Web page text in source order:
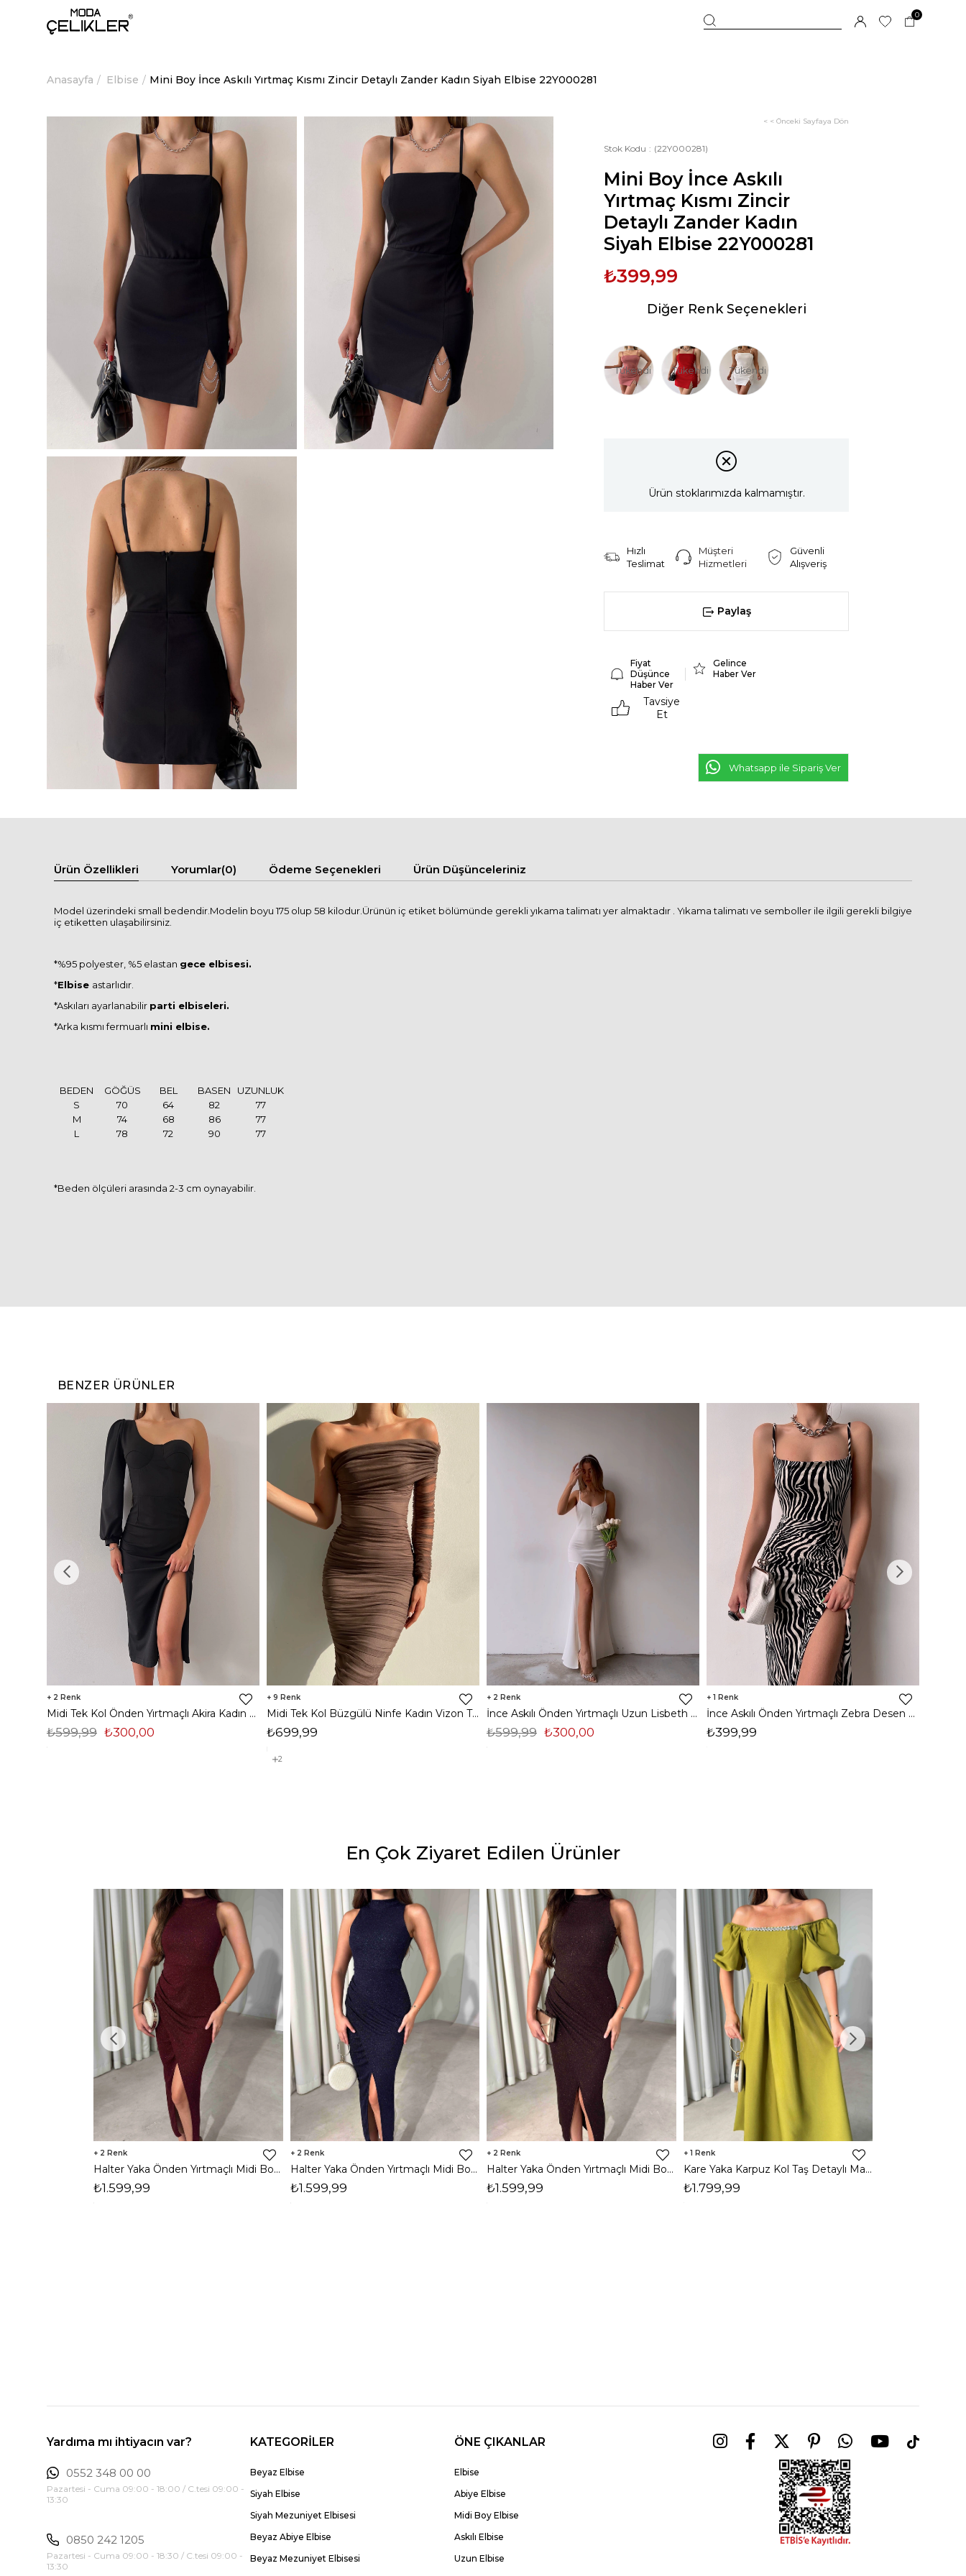
0
Anasayfa Elbise Mini Boy İnce Askılı Yırtmaç Kısmı Zincir Detaylı Zander Kadın Siyah Elbise 22Y000281
< < Önceki Sayfaya Dön
Stok Kodu (22Y000281)
Mini Boy İnce Askılı
Yırtmaç Kısmı Zincir
Detaylı Zander Kadın
Siyah Elbise 22Y000281
₺399,99
Diğer Renk Seçenekleri
Tükendi Tükendi Tükendi
Ürün stoklarımızda kalmamıştır.
Hızlı
Teslimat
Müşteri
Hizmetleri
Güvenli
Alışveriş
Paylaş
Fiyat
Düşünce
Haber Ver
Gelince
Haber Ver
Tavsiye
Et
Whatsapp ile Sipariş Ver
Ürün Özellikleri Yorumlar(0) Ödeme Seçenekleri Ürün Düşünceleriniz
Model üzerindeki small bedendir.Modelin boyu 175 olup 58 kilodur.Ürünün iç etiket bölümünde gerekli yıkama talimatı yer almaktadır . Yıkama talimatı ve semboller ile ilgili gerekli bilgiye
iç etiketten ulaşabilirsiniz.
*%95 polyester, %5 elastan gece elbisesi.
*Elbise astarlıdır.
*Askıları ayarlanabilir parti elbiseleri.
*Arka kısmı fermuarlı mini elbise.
BEDEN GÖĞÜS BEL BASEN
UZUNLUK
S
70 64 82
77
M
74 68 86
77
L
78 72 90 77
*Beden ölçüleri arasında 2-3 cm oynayabilir.
BENZER ÜRÜNLER
2
Midi Tek Kol Önden Yırtmaçlı Akira Kadın Siyah Elbise 22K000228
₺300,00
₺599,99
9
Midi Tek Kol Büzgülü Ninfe Kadın Vizon Tül Elbise 22K000524
₺699,99
2
2
İnce Askılı Önden Yırtmaçlı Uzun Lisbeth Kadın Beyaz Elbise 22K000581
₺300,00
₺599,99
1
İnce Askılı Önden Yırtmaçlı Zebra Desen Citlali Kadın Renkli Elbise 22Y000068
₺399,99
En Çok Ziyaret Edilen Ürünler
2
Halter Yaka Önden Yırtmaçlı Midi Boy Bordo Hasre Kadın Elbise 26Y502
₺1.599,99
2
Halter Yaka Önden Yırtmaçlı Midi Boy Lacivert Hasre Kadın Elbise 26Y502
₺1.599,99
2
Halter Yaka Önden Yırtmaçlı Midi Boy Kahverengi Hasre Kadın Elbise 26Y502
₺1.599,99
1
Kare Yaka Karpuz Kol Taş Detaylı Maxi Yağ Yeşili Civo Kadın Elbise 206Y501
₺1.799,99
Yardıma mı ihtiyacın var?
0552 348 00 00
Pazartesi - Cuma 09:00 - 18:00 / C.tesi 09:00 -
13:30
0850 242 1205
Pazartesi - Cuma 09:00 - 18:30 / C.tesi 09:00 -
13:30
KATEGORİLER
Beyaz Elbise
Siyah Elbise
Siyah Mezuniyet Elbisesi
Beyaz Abiye Elbise
Beyaz Mezuniyet Elbisesi
ÖNE ÇIKANLAR
Elbise
Abiye Elbise
Midi Boy Elbise
Askılı Elbise
Uzun Elbise